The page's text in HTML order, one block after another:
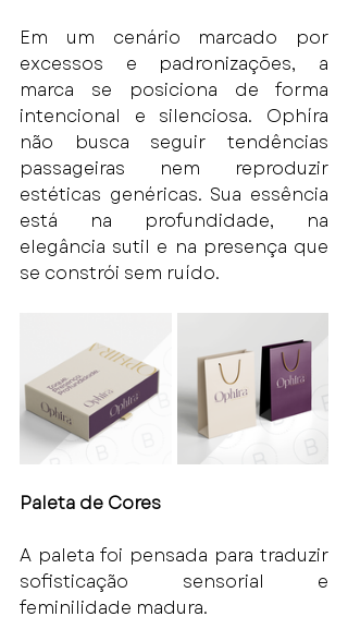
Em um cenário marcado por
excessos e padronizações, a
marca se posiciona de forma
intencional e silenciosa. Ophíra
não busca seguir tendências
passageiras nem reproduzir
estéticas genéricas. Sua essência
está na profundidade, na
elegância sutil e na presença que
se constrói sem ruído.
Paleta de Cores
A paleta foi pensada para traduzir
sofisticação sensorial e
feminilidade madura.